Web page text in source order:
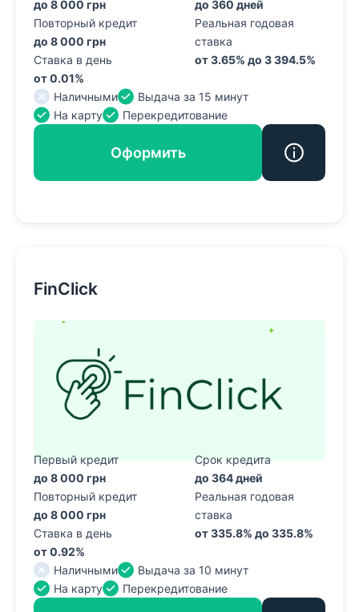
до 8 000 грн
Повторный кредит
до 8 000 грн
Ставка в день
от 0.01%
до 360 дней
Реальная годовая
ставка
от 3.65% до 3 394.5%
Наличными
Выдача за 15 минут
На карту
Перекредитование
Оформить
FinClick
Первый кредит
до 8 000 грн
Повторный кредит
до 8 000 грн
Ставка в день
от 0.92%
Срок кредита
до 364 дней
Реальная годовая
ставка
от 335.8% до 335.8%
Наличными
Выдача за 10 минут
На карту
Перекредитование